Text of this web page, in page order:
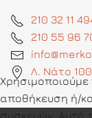
210 32 11
210 55 96
Λ. Νάτο
αποθήκευση ή/
συσκευών. Αυτό